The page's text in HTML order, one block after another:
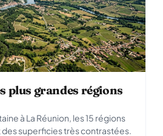
plus grandes régions
à La Réunion, les 15 régions
superficies très contrastées.